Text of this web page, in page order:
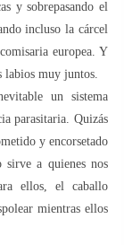
y sobrepasando el
incluso la cárcel
europea. Y
labios muy juntos.
un sistema
parasitaria. Quizás
y encorsetado
sirve a quienes nos
ellos, el caballo
mientras ellos